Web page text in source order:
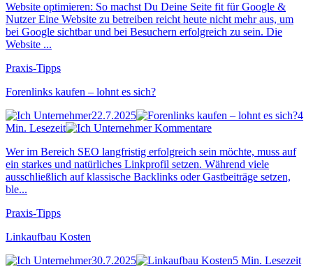
Website optimieren: So machst Du Deine Seite fit für Google &
Nutzer Eine Website zu betreiben reicht heute nicht mehr aus, um
bei Google sichtbar und bei Besuchern erfolgreich zu sein. Die
Website ...
Praxis-Tipps
Forenlinks kaufen – lohnt es sich?
22.7.2025
4
Min. Lesezeit
Kommentare
Wer im Bereich SEO langfristig erfolgreich sein möchte, muss auf
ein starkes und natürliches Linkprofil setzen. Während viele
ausschließlich auf klassische Backlinks oder Gastbeiträge setzen,
ble...
Praxis-Tipps
Linkaufbau Kosten
30.7.2025
5 Min. Lesezeit